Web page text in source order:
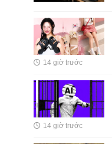
14 giờ trước
14 giờ trước